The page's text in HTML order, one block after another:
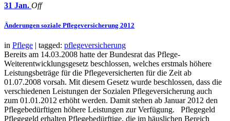
31 Jan. Off
Änderungen soziale Pflegeversicherung 2012
in Pflege | tagged: pflegeversicherung
Bereits am 14.03.2008 hatte der Bundesrat das Pflege-
Weiterentwicklungsgesetz beschlossen, welches erstmals höhere
Leistungsbeträge für die Pflegeversicherten für die Zeit ab
01.07.2008 vorsah. Mit diesem Gesetz wurde beschlossen, dass die
verschiedenen Leistungen der Sozialen Pflegeversicherung auch
zum 01.01.2012 erhöht werden. Damit stehen ab Januar 2012 den
Pflegebedürftigen höhere Leistungen zur Verfügung. Pflegegeld
Pflegegeld erhalten Pflegebedürftige, die im häuslichen Bereich